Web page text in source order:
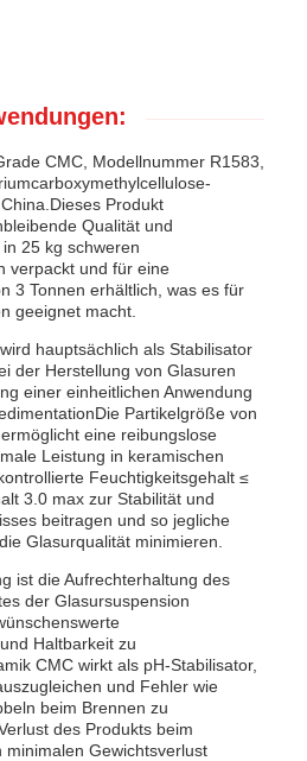
CMC, Modellnummer R1583,
Produkt
Qualität und
25 kg schweren
verpackt und für eine
3 Tonnen erhältlich, was es für
geeignet macht.
hauptsächlich als Stabilisator
der Herstellung von Glasuren
einer einheitlichen Anwendung
Partikelgröße von
eine reibungslose
Leistung in keramischen
Feuchtigkeitsgehalt ≤
3.0 max zur Stabilität und
beitragen und so jegliche
Glasurqualität minimieren.
ist die Aufrechterhaltung des
der Glasursuspension
Haltbarkeit zu
CMC wirkt als pH-Stabilisator,
und Fehler wie
beim Brennen zu
des Produkts beim
Gewichtsverlust